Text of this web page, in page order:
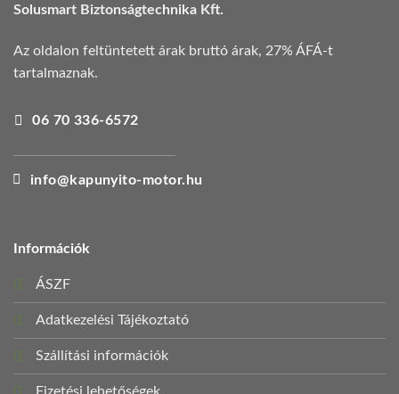
Solusmart Biztonságtechnika Kft.
Az oldalon feltüntetett árak bruttó árak, 27% ÁFÁ-t
tartalmaznak.
06 70 336-6572
info@kapunyito-motor.hu
Információk
ÁSZF
Adatkezelési Tájékoztató
Szállítási információk